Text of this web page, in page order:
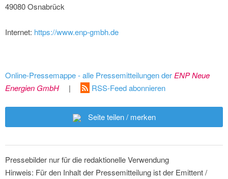
49080 Osnabrück
Internet: https://www.enp-gmbh.de
Online-Pressemappe - alle Pressemitteilungen der ENP Neue
Energien GmbH
| RSS-Feed abonnieren
Seite teilen / merken
Pressebilder nur für die redaktionelle Verwendung
Hinweis: Für den Inhalt der Pressemitteilung ist der Emittent /